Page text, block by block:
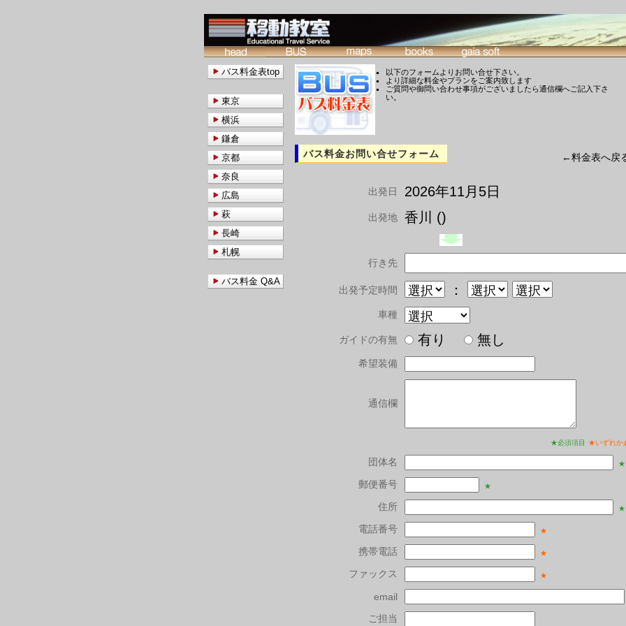
以下のフォームよりお問い合せ下さい。
より詳細な料金やプランをご案内致します
ご質問や御問い合わせ事項がございましたら通信欄へご記入下さ
い。
バス料金お問い合せフォーム ←料金表へ戻
出発日 2026年11月5日
出発地 香川 ()
行き先
出発予定時間 ：
車種
ガイドの有無 有り 無し
希望装備
通信欄
★必須項目 ★いずれか
団体名 ★
郵便番号 ★
住所 ★
電話番号 ★
携帯電話 ★
ファックス ★
email
ご担当
バス料金表top
東京
横浜
鎌倉
京都
奈良
広島
萩
長崎
札幌
バス料金 Q&A